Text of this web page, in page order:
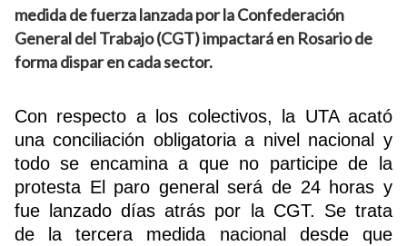
medida de fuerza lanzada por la Confederación
General del Trabajo (CGT) impactará en Rosario de
forma dispar en cada sector.
Con respecto a los colectivos, la UTA acató
una conciliación obligatoria a nivel nacional y
todo se encamina a que no participe de la
protesta El paro general será de 24 horas y
fue lanzado días atrás por la CGT. Se trata
de la tercera medida nacional desde que